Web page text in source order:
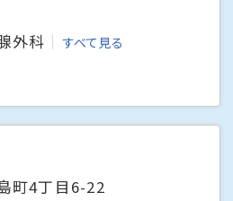
外科 すべて見る
町4丁目6-22